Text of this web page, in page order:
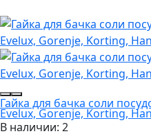
Гайка для бачка соли
Evelux, Gorenje, Korting,
В наличии: 2